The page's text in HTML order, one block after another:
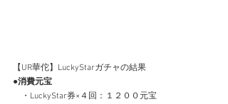
【UR華佗】LuckyStarガチャの結果
●消費元宝
・LuckyStar券×４回：１２００元宝